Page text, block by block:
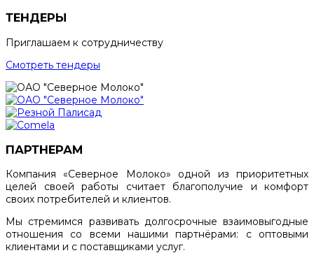
ТЕНДЕРЫ
Приглашаем к сотрудничеству
Смотреть тендеры
ПАРТНЕРАМ
Компания «Северное Молоко» одной из приоритетных
целей своей работы считает благополучие и комфорт
своих потребителей и клиентов.
Мы стремимся развивать долгосрочные взаимовыгодные
отношения со всеми нашими партнёрами: с оптовыми
клиентами и с поставщиками услуг.